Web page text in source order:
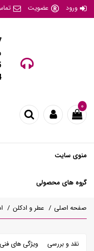
ورود عضویت
۰
منوی سایت
گروه های محصولی
صفحه اصلی عطر و ادکلن
نقد و بررسی ویژگی های فنی